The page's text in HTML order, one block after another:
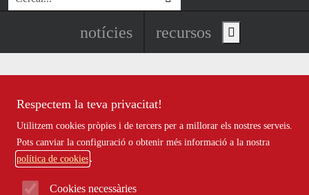
Respectem la teva privacitat!
Utilitzem cookies pròpies i de tercers per a millorar els nostres serveis.
Pots canviar la configuració o obtenir més informació a la nostra
política de cookies
Cookies necessàries
Navegació principal de
notícies recursos Show main menu
aplicacions i programari